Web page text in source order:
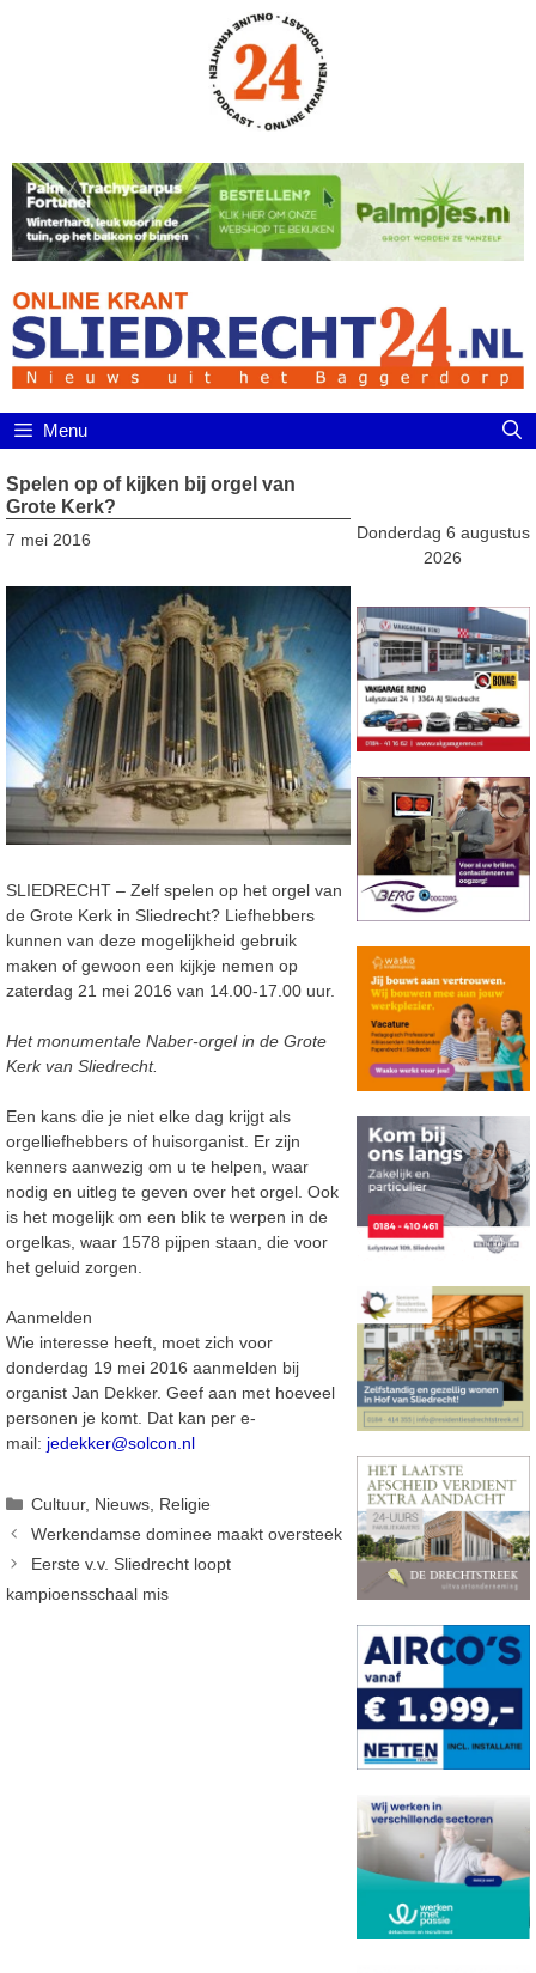
Menu
Spelen op of kijken bij orgel van
Grote Kerk?
7 mei 2016
SLIEDRECHT – Zelf spelen op het orgel van
de Grote Kerk in Sliedrecht? Liefhebbers
kunnen van deze mogelijkheid gebruik
maken of gewoon een kijkje nemen op
zaterdag 21 mei 2016 van 14.00-17.00 uur.
Het monumentale Naber-orgel in de Grote
Kerk van Sliedrecht.
Een kans die je niet elke dag krijgt als
orgelliefhebbers of huisorganist. Er zijn
kenners aanwezig om u te helpen, waar
nodig en uitleg te geven over het orgel. Ook
is het mogelijk om een blik te werpen in de
orgelkas, waar 1578 pijpen staan, die voor
het geluid zorgen.
Aanmelden
Wie interesse heeft, moet zich voor
donderdag 19 mei 2016 aanmelden bij
organist Jan Dekker. Geef aan met hoeveel
personen je komt. Dat kan per e-
mail: jedekker@solcon.nl
Categorieën
Cultuur, Nieuws, Religie
Werkendamse dominee maakt oversteek
Eerste v.v. Sliedrecht loopt
kampioensschaal mis
Donderdag 6 augustus
2026